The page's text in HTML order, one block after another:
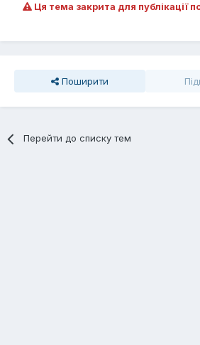
Ця тема закрита для публікації
Поширити
Перейти до списку тем